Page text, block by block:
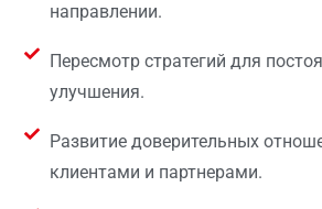
направлении.
Пересмотр стратегий для
улучшения.
Развитие доверительных
клиентами и партнерами.